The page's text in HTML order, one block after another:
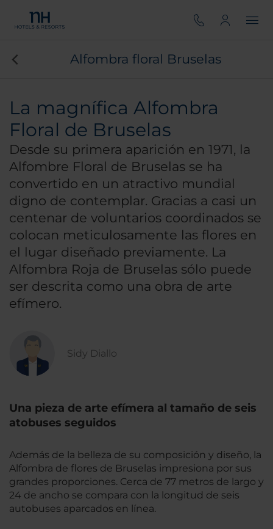
Alfombra floral Bruselas
La magnífica Alfombra
Floral de Bruselas
Desde su primera aparición en 1971, la
Alfombre Floral de Bruselas se ha
convertido en un atractivo mundial
digno de contemplar. Gracias a casi un
centenar de voluntarios coordinados se
colocan meticulosamente las flores en
el lugar diseñado previamente. La
Alfombra Roja de Bruselas sólo puede
ser descrita como una obra de arte
efímero.
Sidy Diallo
Una pieza de arte efímera al tamaño de seis
atobuses seguidos
Además de la belleza de su composición y diseño, la
Alfombra de flores de Bruselas impresiona por sus
grandes proporciones. Cerca de 77 metros de largo y
24 de ancho se compara con la longitud de seis
autobuses aparcados en línea.